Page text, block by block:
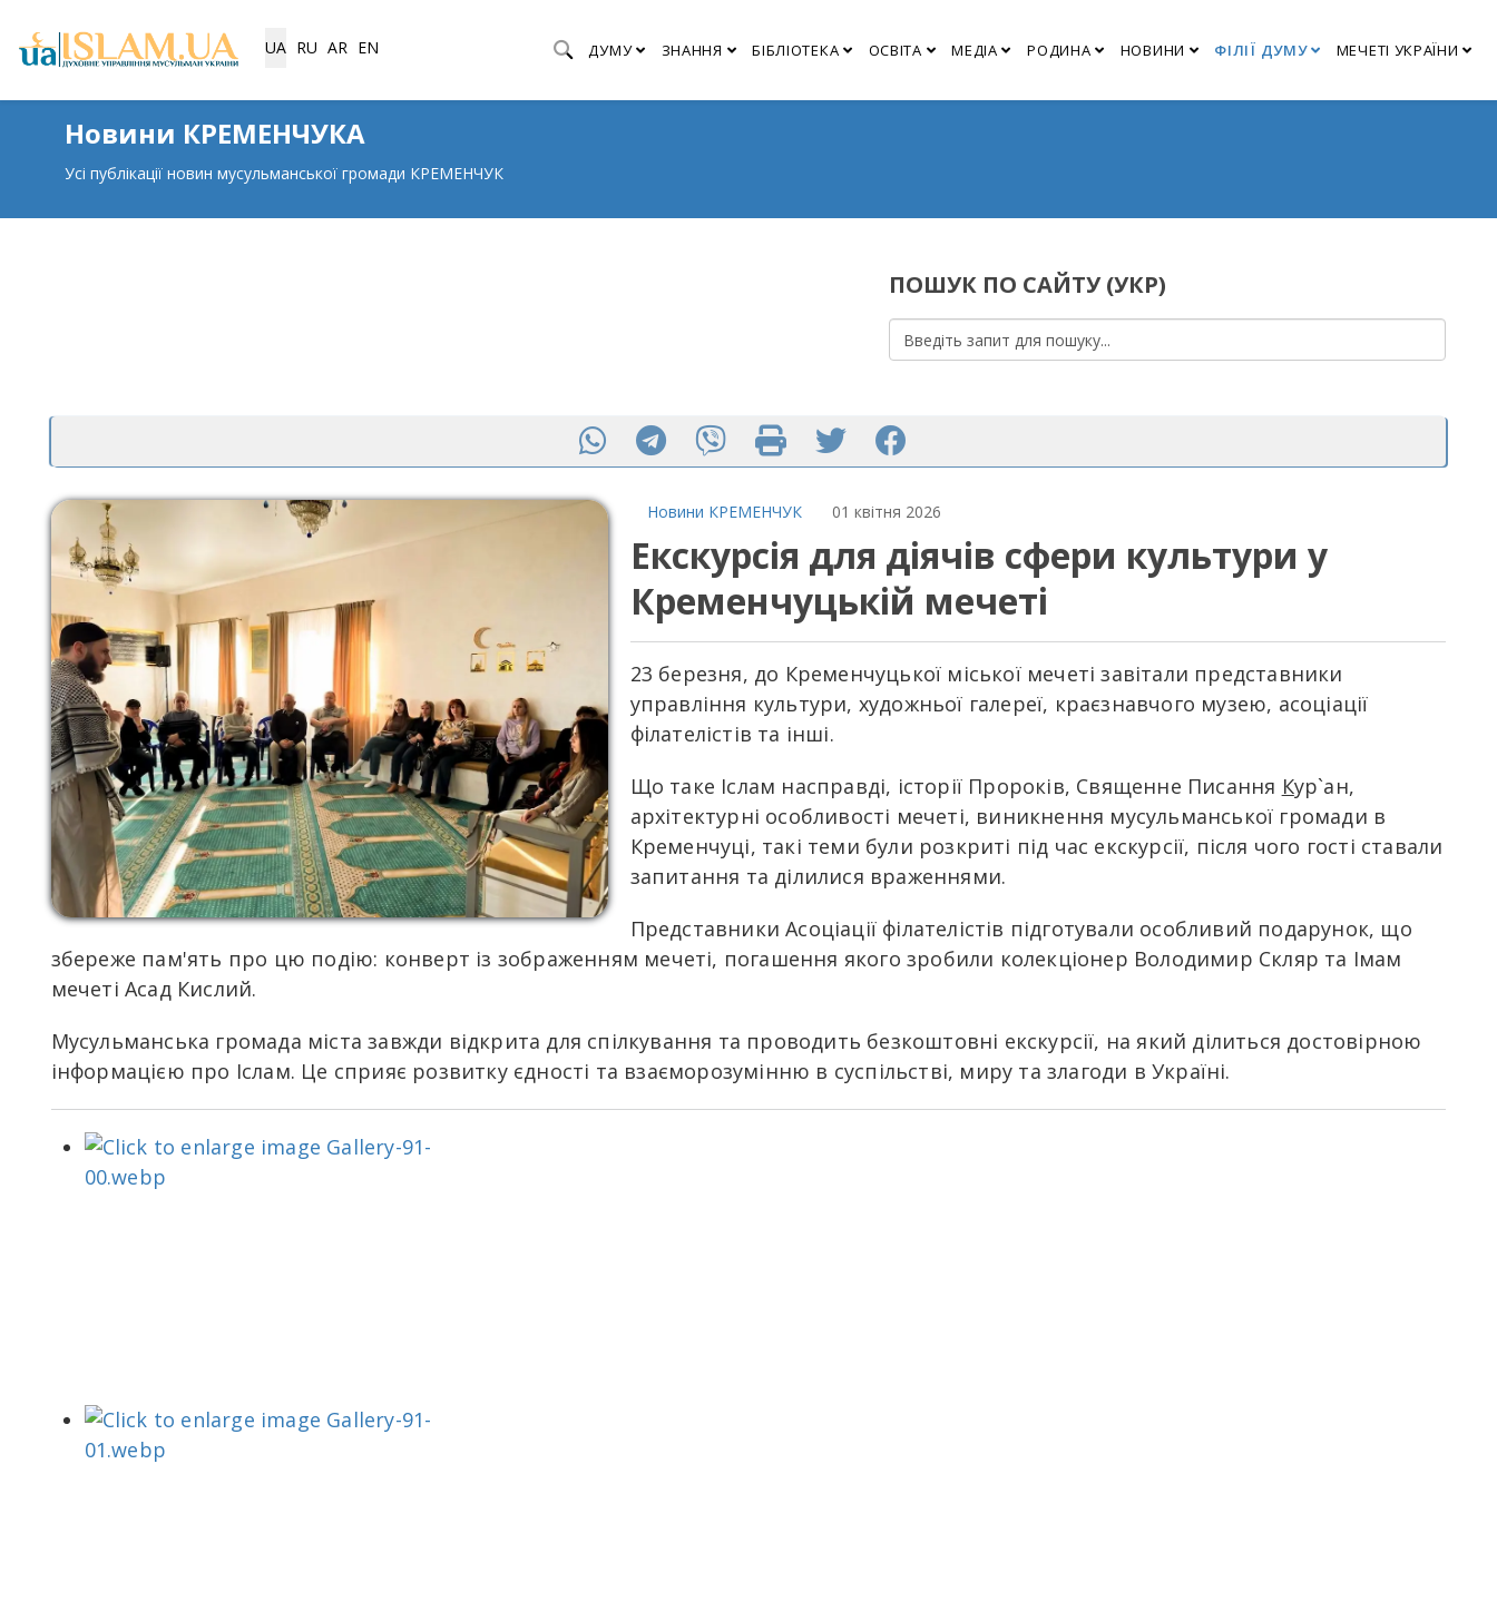
Виберіть свою мову
UA RU AR EN ДУМУ ЗНАННЯ БІБЛІОТЕКА ОСВІТА МЕДІА РОДИНА НОВИНИ ФІЛІЇ ДУМУ МЕЧЕТІ УКРАЇНИ
Новини КРЕМЕНЧУКА
Усі публікації новин мусульманської громади КРЕМЕНЧУК
ПОШУК ПО САЙТУ (УКР)
Новини КРЕМЕНЧУК 01 квітня 2026
Екскурсія для діячів сфери культури у
Кременчуцькій мечеті
23 березня, до Кременчуцької міської мечеті завітали представники
управління культури, художньої галереї, краєзнавчого музею, асоціації
філателістів та інші.
Що таке Іслам насправді, історії Пророків, Священне Писання Кур`ан,
архітектурні особливості мечеті, виникнення мусульманської громади в
Кременчуці, такі теми були розкриті під час екскурсії, після чого гості ставали
запитання та ділилися враженнями.
Представники Асоціації філателістів підготували особливий подарунок, що
збереже пам'ять про цю подію: конверт із зображенням мечеті, погашення якого зробили колекціонер Володимир Скляр та Імам
мечеті Асад Кислий.
Мусульманська громада міста завжди відкрита для спілкування та проводить безкоштовні екскурсії, на який ділиться достовірною
інформацією про Іслам. Це сприяє розвитку єдності та взаєморозумінню в суспільстві, миру та злагоди в Україні.